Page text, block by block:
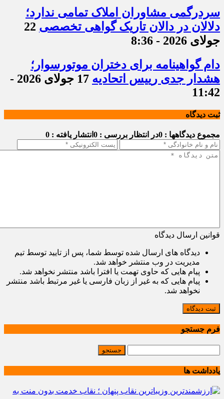
سردرگمی مشاوران املاک تمامی ندارد؛
دلالان در دالان تاریک گواهی تخصصی 22
جولای 2026 - 8:36
دام گواهینامه برای دختران موتورسوار؛
هشدار جدی رییس اتحادیه
17 جولای 2026 -
11:42
ثبت دیدگاه
مجموع دیدگاهها : 0 در انتظار بررسی : 0 انتشار یافته : 0
قوانین ارسال دیدگاه
دیدگاه های ارسال شده توسط شما، پس از تایید توسط تیم
مدیریت در وب منتشر خواهد شد.
پیام هایی که حاوی تهمت یا افترا باشد منتشر نخواهد شد.
پیام هایی که به غیر از زبان فارسی یا غیر مرتبط باشد منتشر
نخواهد شد.
ثبت دیدگاه
فرم جستجو
یادداشت ها